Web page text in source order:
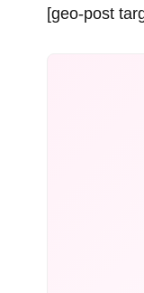
[geo-post